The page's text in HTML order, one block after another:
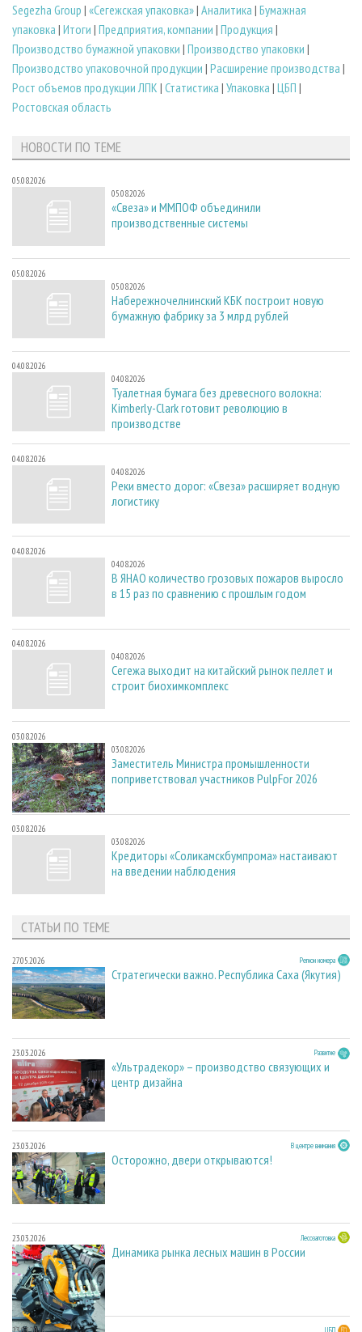
Segezha Group | «Сегежская упаковка»| Аналитика | Бумажная
упаковка | Итоги | Предприятия, компании | Продукция |
Производство бумажной упаковки | Производство упаковки |
Производство упаковочной продукции | Расширение производства |
Рост объемов продукции ЛПК | Статистика | Упаковка | ЦБП |
Ростовская область
НОВОСТИ ПО ТЕМЕ
05.08.2026
05.08.2026
«Свеза» и ММПОФ объединили
производственные системы
05.08.2026
05.08.2026
Набережночелнинский КБК построит новую
бумажную фабрику за 3 млрд рублей
04.08.2026
04.08.2026
Туалетная бумага без древесного волокна:
Kimberly-Clark готовит революцию в
производстве
04.08.2026
04.08.2026
Реки вместо дорог: «Свеза» расширяет водную
логистику
04.08.2026
04.08.2026
В ЯНАО количество грозовых пожаров выросло
в 15 раз по сравнению с прошлым годом
04.08.2026
04.08.2026
Сегежа выходит на китайский рынок пеллет и
строит биохимкомплекс
03.08.2026
03.08.2026
Заместитель Министра промышленности
поприветствовал участников PulpFor 2026
03.08.2026
03.08.2026
Кредиторы «Соликамскбумпрома» настаивают
на введении наблюдения
СТАТЬИ ПО ТЕМЕ
27.05.2026 Регион номера
Стратегически важно. Республика Саха (Якутия)
23.03.2026 Развитие
«Ультрадекор» – производство связующих и
центр дизайна
23.03.2026 В центре внимания
Осторожно, двери открываются!
23.03.2026 Лесозаготовка
Динамика рынка лесных машин в России